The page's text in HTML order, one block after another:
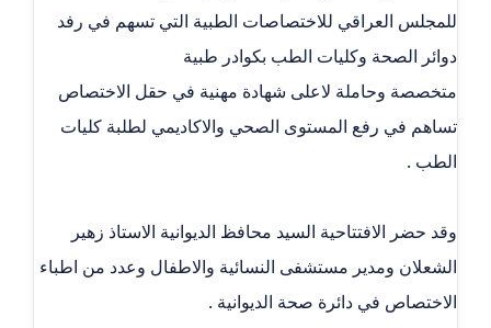
للمجلس العراقي للاختصاصات الطبية التي تسهم في رفد
دوائر الصحة وكليات الطب بكوادر طبية
‏متخصصة وحاملة لاعلى شهادة مهنية في حقل الاختصاص
تساهم في رفع المستوى الصحي والاكاديمي لطلبة كليات
الطب .
‏وقد حضر الافتتاحية السيد محافظ الديوانية الاستاذ زهير
الشعلان ومدير مستشفى النسائية والاطفال وعدد من اطباء
الاختصاص في دائرة صحة الديوانية .